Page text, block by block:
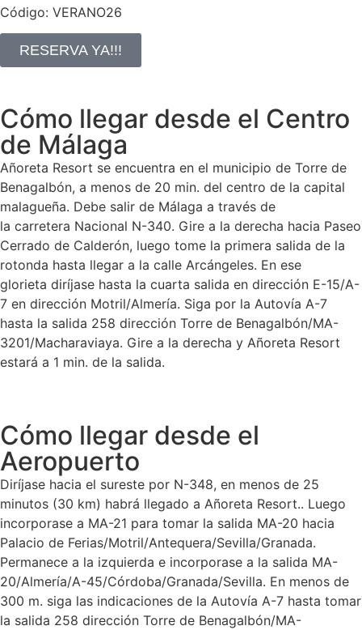
Código: VERANO26
RESERVA YA!!!
Cómo llegar desde el Centro
de Málaga
Añoreta Resort se encuentra en el municipio de Torre de
Benagalbón, a menos de 20 min. del centro de la capital
malagueña. Debe salir de Málaga a través de
la carretera Nacional N-340. Gire a la derecha hacia Paseo
Cerrado de Calderón, luego tome la primera salida de la
rotonda hasta llegar a la calle Arcángeles. En ese
glorieta diríjase hasta la cuarta salida en dirección E-15/A-
7 en dirección Motril/Almería. Siga por la Autovía A-7
hasta la salida 258 dirección Torre de Benagalbón/MA-
3201/Macharaviaya. Gire a la derecha y Añoreta Resort
estará a 1 min. de la salida.
Cómo llegar desde el
Aeropuerto
Diríjase hacia el sureste por N-348, en menos de 25
minutos (30 km) habrá llegado a Añoreta Resort.. Luego
incorporase a MA-21 para tomar la salida MA-20 hacia
Palacio de Ferias/Motril/Antequera/Sevilla/Granada.
Permanece a la izquierda e incorporase a la salida MA-
20/Almería/A-45/Córdoba/Granada/Sevilla. En menos de
300 m. siga las indicaciones de la Autovía A-7 hasta tomar
la salida 258 dirección Torre de Benagalbón/MA-